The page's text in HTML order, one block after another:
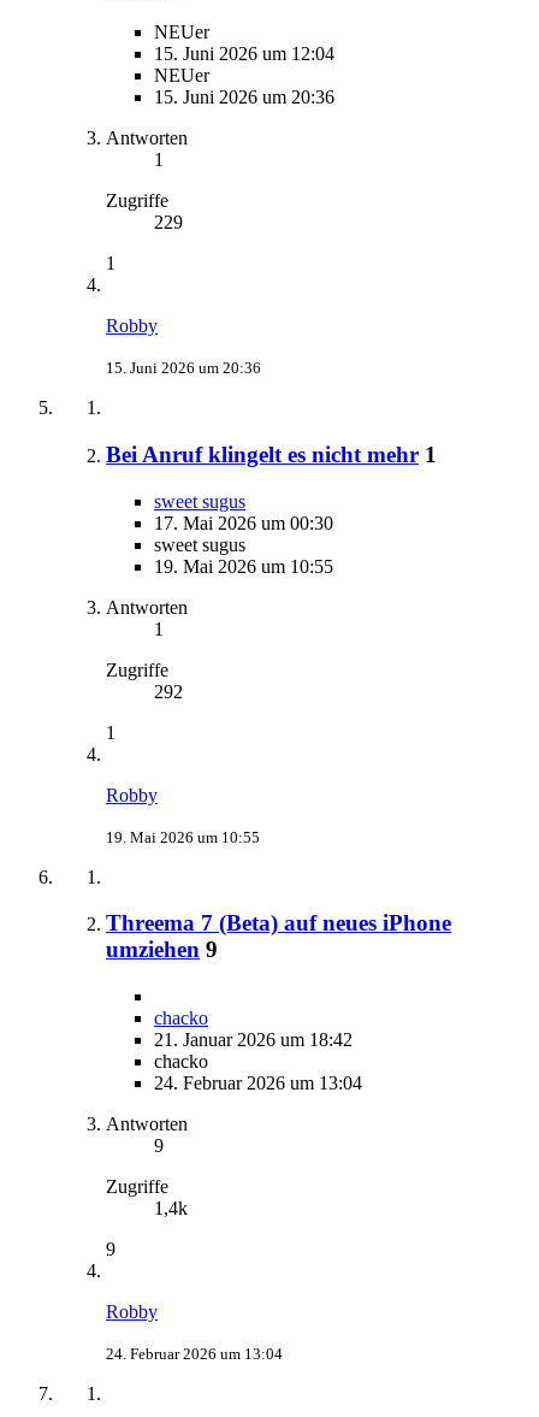
NEUer
15. Juni 2026 um 12:04
NEUer
15. Juni 2026 um 20:36
Antworten
1
Zugriffe
229
1
Robby
15. Juni 2026 um 20:36
Bei Anruf klingelt es nicht mehr 1
sweet sugus
17. Mai 2026 um 00:30
sweet sugus
19. Mai 2026 um 10:55
Antworten
1
Zugriffe
292
1
Robby
19. Mai 2026 um 10:55
Threema 7 (Beta) auf neues iPhone
umziehen 9
chacko
21. Januar 2026 um 18:42
chacko
24. Februar 2026 um 13:04
Antworten
9
Zugriffe
1,4k
9
Robby
24. Februar 2026 um 13:04